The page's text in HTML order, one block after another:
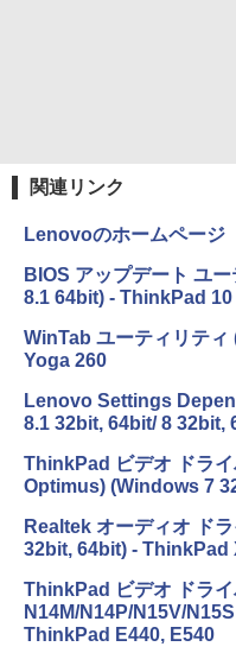
関連リンク
Lenovoのホームページ
BIOS アップデート ユ
8.1 64bit) - ThinkPad 10
WinTab ユーティリテ
Yoga 260
Lenovo Settings
8.1 32bit, 64bit/ 8 32bit,
ThinkPad ビデオ ドラ
Optimus) (Windows 7
Realtek オーディオ ド
32bit, 64bit) - ThinkPad
ThinkPad ビデオ ドラ
N14M/N14P/N15V/
ThinkPad E440, E540